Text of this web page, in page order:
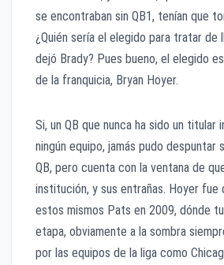
se encontraban sin QB1, tenían que
¿Quién sería el elegido para tratar de
dejó Brady? Pues bueno, el elegido
de la franquicia, Bryan Hoyer.
Si, un QB que nunca ha sido un titular
ningún equipo, jamás pudo despuntar
QB, pero cuenta con la ventana de
institución, y sus entrañas. Hoyer
estos mismos Pats en 2009, dónde
etapa, obviamente a la sombra
por las equipos de la liga como